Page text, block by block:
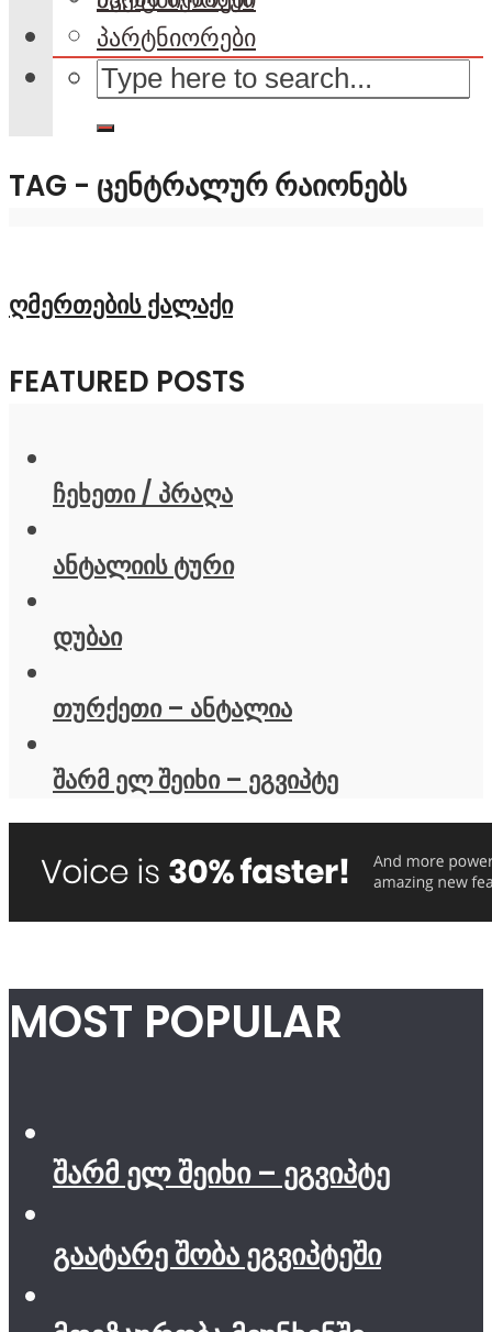
პარტნიორები
TAG - ᲪᲔᲜᲢᲠᲐᲚᲣᲠ ᲠᲐᲘᲝᲜᲔᲑᲡ
ღმერთების ქალაქი
FEATURED POSTS
ჩეხეთი / პრაღა
ანტალიის ტური
დუბაი
თურქეთი – ანტალია
შარმ ელ შეიხი – ეგვიპტე
MOST POPULAR
შარმ ელ შეიხი – ეგვიპტე
გაატარე შობა ეგვიპტეში